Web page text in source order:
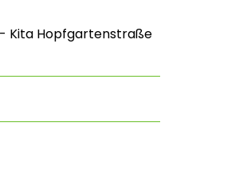
Kita Hopfgartenstraße